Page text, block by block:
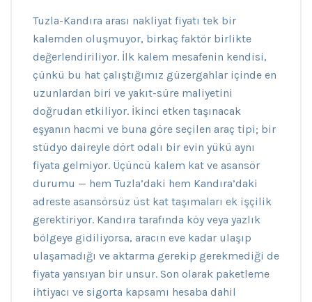
Tuzla-Kandıra arası nakliyat fiyatı tek bir
kalemden oluşmuyor, birkaç faktör birlikte
değerlendiriliyor. İlk kalem mesafenin kendisi,
çünkü bu hat çalıştığımız güzergahlar içinde en
uzunlardan biri ve yakıt-süre maliyetini
doğrudan etkiliyor. İkinci etken taşınacak
eşyanın hacmi ve buna göre seçilen araç tipi; bir
stüdyo daireyle dört odalı bir evin yükü aynı
fiyata gelmiyor. Üçüncü kalem kat ve asansör
durumu — hem Tuzla’daki hem Kandıra’daki
adreste asansörsüz üst kat taşımaları ek işçilik
gerektiriyor. Kandıra tarafında köy veya yazlık
bölgeye gidiliyorsa, aracın eve kadar ulaşıp
ulaşamadığı ve aktarma gerekip gerekmediği de
fiyata yansıyan bir unsur. Son olarak paketleme
ihtiyacı ve sigorta kapsamı hesaba dahil